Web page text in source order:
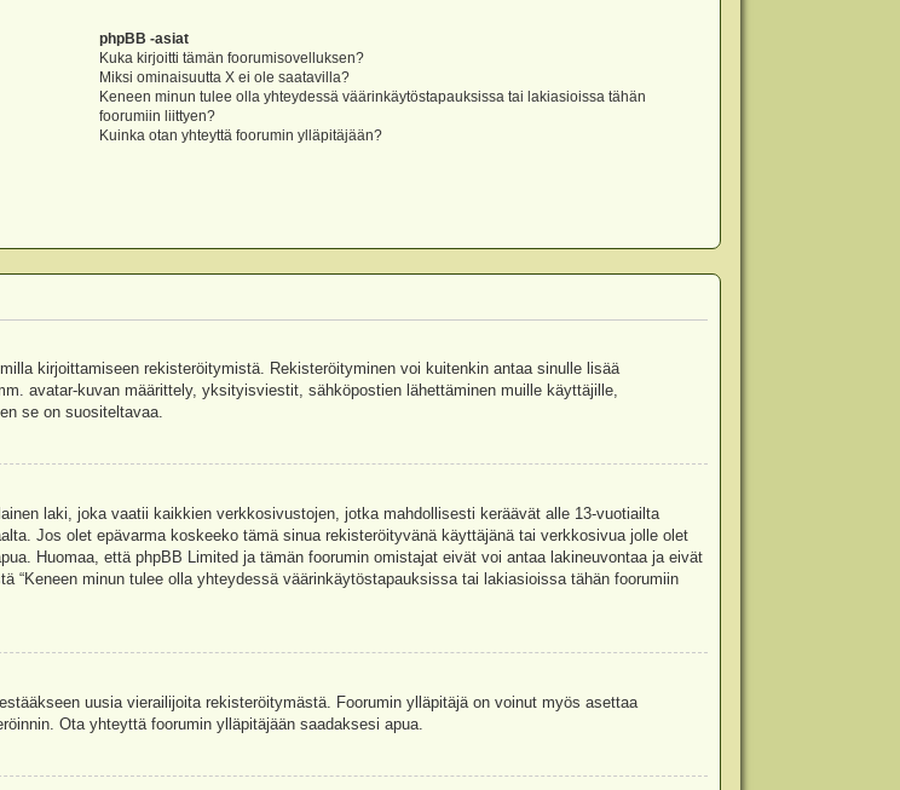
phpBB -asiat
Kuka kirjoitti tämän foorumisovelluksen?
Miksi ominaisuutta X ei ole saatavilla?
Keneen minun tulee olla yhteydessä väärinkäytöstapauksissa tai lakiasioissa tähän
foorumiin liittyen?
Kuinka otan yhteyttä foorumin ylläpitäjään?
kirjoittamiseen rekisteröitymistä. Rekisteröityminen voi kuitenkin antaa sinulle lisää
avatar-kuvan määrittely, yksityisviestit, sähköpostien lähettäminen muille käyttäjille,
se on suositeltavaa.
laki, joka vaatii kaikkien verkkosivustojen, jotka mahdollisesti keräävät alle 13-vuotiailta
Jos olet epävarma koskeeko tämä sinua rekisteröityvänä käyttäjänä tai verkkosivua jolle olet
Huomaa, että phpBB Limited ja tämän foorumin omistajat eivät voi antaa lakineuvontaa ja eivät
minun tulee olla yhteydessä väärinkäytöstapauksissa tai lakiasioissa tähän foorumiin
uusia vierailijoita rekisteröitymästä. Foorumin ylläpitäjä on voinut myös asettaa
Ota yhteyttä foorumin ylläpitäjään saadaksesi apua.